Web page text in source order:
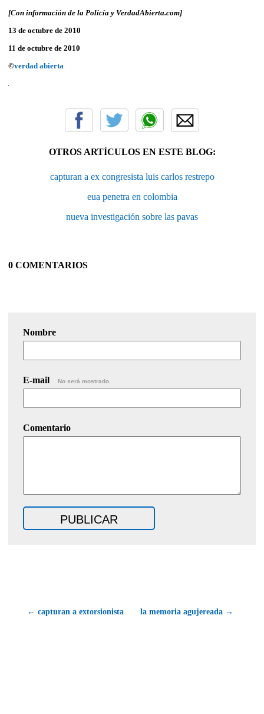
[Con información de la Policía y VerdadAbierta.com]
13 de octubre de 2010
11 de octubre de 2010
©verdad abierta
OTROS ARTÍCULOS EN ESTE BLOG:
capturan a ex congresista luis carlos restrepo
eua penetra en colombia
nueva investigación sobre las pavas
0 COMENTARIOS
Nombre
E-mail No será mostrado.
Comentario
← capturan a extorsionista la memoria agujereada →